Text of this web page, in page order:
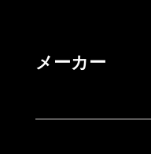
メーカー